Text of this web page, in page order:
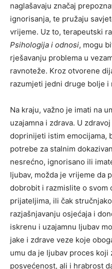
naglašavaju značaj
ignorisanja, te pružaju
vrijeme. Uz to, terapeutski
Psihologija i odnosi, mogu
rješavanju problema u
ravnoteže. Kroz otvorene
razumjeti jedni druge bolje i
Na kraju, važno je imati na
uzajamna i zdrava. U
doprinijeti istim emocijama,
potrebe za stalnim
nesrećno, ignorisano ili
ljubav, možda je vrijeme da
dobrobit i razmislite o svom
prijateljima, ili čak
razjašnjavanju osjećaja i
iskrenu i uzajamnu ljubav
jake i zdrave veze koje
umu da je ljubav proces
posvećenost, ali i hrabrost